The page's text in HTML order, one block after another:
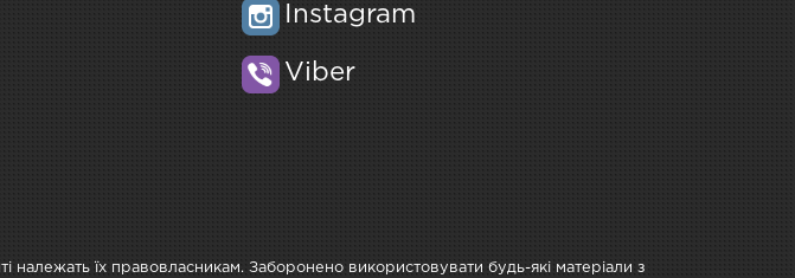
Instagram
Viber
належать їх правовласникам. Заборонено використовувати будь-які матеріали з